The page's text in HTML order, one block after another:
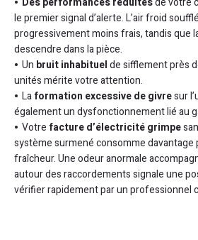
le premier signal d’alerte. L’air froid
progressivement moins frais, tandis que
descendre dans la pièce.
Un bruit inhabituelde sifflement près
unités mérite votre attention.
Laformation excessive de givresur
également un dysfonctionnement lié au
Votre facture d’électricité grimpe
système surmené consomme davantage
fraîcheur. Une odeur anormale
autour des raccordements signale une
vérifier rapidement par un professionnel